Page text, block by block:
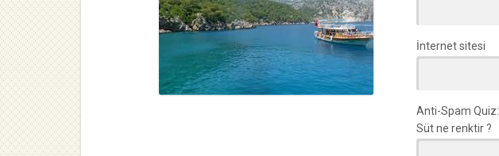
İnternet sitesi
Anti-Spam Quiz:
Süt ne renktir ?